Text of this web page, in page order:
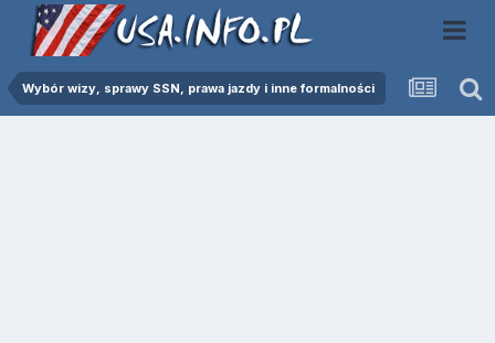
Wybór wizy, sprawy SSN, prawa jazdy i inne formalności